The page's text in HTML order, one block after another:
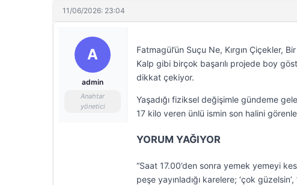
11/06/2026: 23:04
A
admin
Anahtar
yönetici
Fatmagül’ün Suçu Ne, Kırgın Çiçekler,
Kalp gibi birçok başarılı projede boy
dikkat çekiyor.
Yaşadığı fiziksel değişimle gündeme
17 kilo veren ünlü ismin son halini
YORUM YAĞIYOR
“Saat 17.00’den sonra yemek yemeyi
peşe yayınladığı karelere; ‘çok